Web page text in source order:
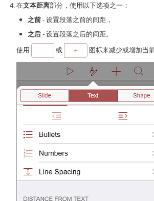
在文本距离部分，使用以下选项之一：
之前- 设置段落之前的间距，
之后- 设置段落之后的间距。
使用
或 图标来减少或增加当前